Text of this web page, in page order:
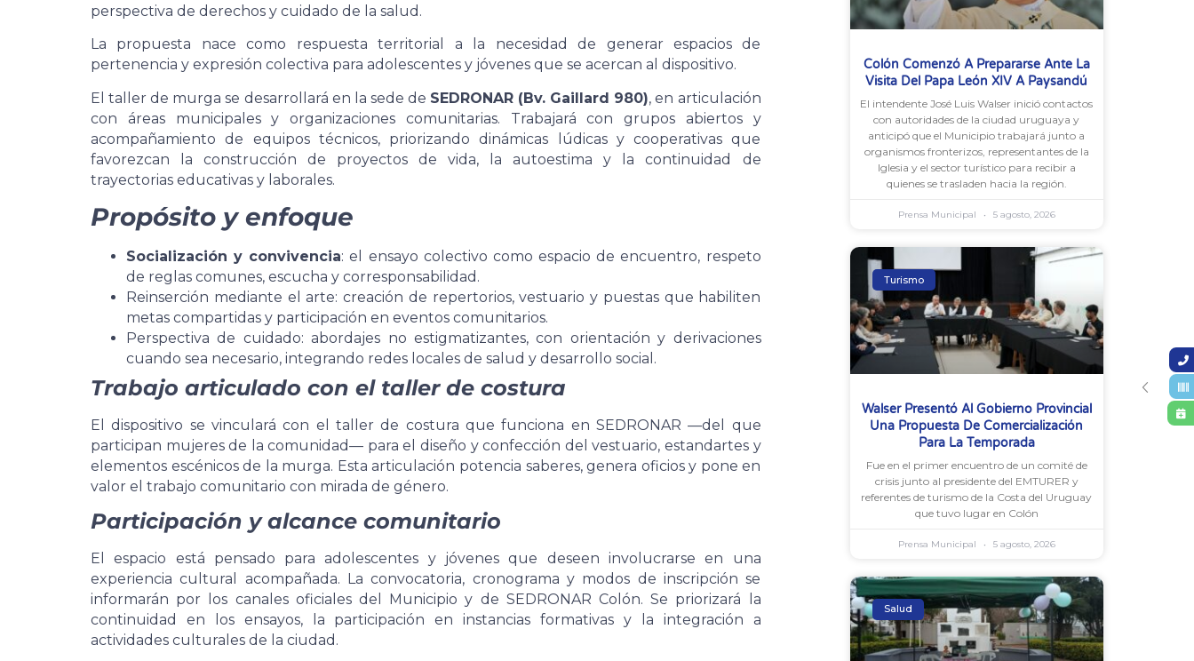
perspectiva de derechos y cuidado de la salud.
La propuesta nace como respuesta territorial a la necesidad de generar espacios de
pertenencia y expresión colectiva para adolescentes y jóvenes que se acercan al dispositivo.
El taller de murga se desarrollará en la sede de SEDRONAR (Bv. Gaillard 980), en articulación
con áreas municipales y organizaciones comunitarias. Trabajará con grupos abiertos y
acompañamiento de equipos técnicos, priorizando dinámicas lúdicas y cooperativas que
favorezcan la construcción de proyectos de vida, la autoestima y la continuidad de
trayectorias educativas y laborales.
Propósito y enfoque
Socialización y convivencia: el ensayo colectivo como espacio de encuentro, respeto
de reglas comunes, escucha y corresponsabilidad.
Reinserción mediante el arte: creación de repertorios, vestuario y puestas que habiliten
metas compartidas y participación en eventos comunitarios.
Perspectiva de cuidado: abordajes no estigmatizantes, con orientación y derivaciones
cuando sea necesario, integrando redes locales de salud y desarrollo social.
Trabajo articulado con el taller de costura
El dispositivo se vinculará con el taller de costura que funciona en SEDRONAR —del que
participan mujeres de la comunidad— para el diseño y confección del vestuario, estandartes y
elementos escénicos de la murga. Esta articulación potencia saberes, genera oficios y pone en
valor el trabajo comunitario con mirada de género.
Participación y alcance comunitario
El espacio está pensado para adolescentes y jóvenes que deseen involucrarse en una
experiencia cultural acompañada. La convocatoria, cronograma y modos de inscripción se
informarán por los canales oficiales del Municipio y de SEDRONAR Colón. Se priorizará la
continuidad en los ensayos, la participación en instancias formativas y la integración a
actividades culturales de la ciudad.
Colón Comenzó A Prepararse Ante La
Visita Del Papa León XIV A Paysandú
El intendente José Luis Walser inició contactos
con autoridades de la ciudad uruguaya y
anticipó que el Municipio trabajará junto a
organismos fronterizos, representantes de la
Iglesia y el sector turístico para recibir a
quienes se trasladen hacia la región.
Prensa Municipal 5 agosto, 2026
Turismo
Walser Presentó Al Gobierno Provincial
Una Propuesta De Comercialización
Para La Temporada
Fue en el primer encuentro de un comité de
crisis junto al presidente del EMTURER y
referentes de turismo de la Costa del Uruguay
que tuvo lugar en Colón
Prensa Municipal 5 agosto, 2026
Salud